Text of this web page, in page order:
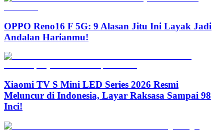
OPPO Reno16 F 5G: 9 Alasan Jitu Ini Layak Jadi
Andalan Harianmu!
Xiaomi TV S Mini LED Series 2026 Resmi
Meluncur di Indonesia, Layar Raksasa Sampai 98
Inci!